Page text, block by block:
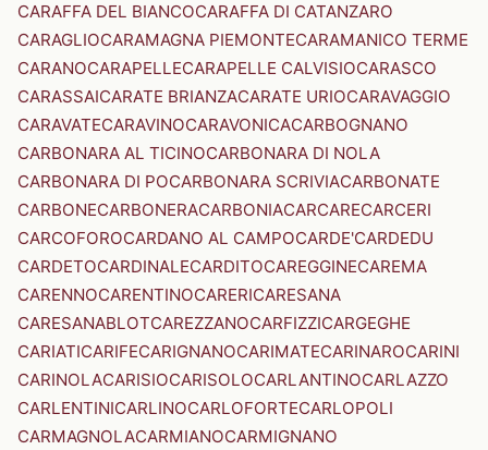
CARAFFA DEL BIANCOCARAFFA DI CATANZARO
CARAGLIOCARAMAGNA PIEMONTECARAMANICO TERME
CARANOCARAPELLECARAPELLE CALVISIOCARASCO
CARASSAICARATE BRIANZACARATE URIOCARAVAGGIO
CARAVATECARAVINOCARAVONICACARBOGNANO
CARBONARA AL TICINOCARBONARA DI NOLA
CARBONARA DI POCARBONARA SCRIVIACARBONATE
CARBONECARBONERACARBONIACARCARECARCERI
CARCOFOROCARDANO AL CAMPOCARDE'CARDEDU
CARDETOCARDINALECARDITOCAREGGINECAREMA
CARENNOCARENTINOCARERICARESANA
CARESANABLOTCAREZZANOCARFIZZICARGEGHE
CARIATICARIFECARIGNANOCARIMATECARINAROCARINI
CARINOLACARISIOCARISOLOCARLANTINOCARLAZZO
CARLENTINICARLINOCARLOFORTECARLOPOLI
CARMAGNOLACARMIANOCARMIGNANO